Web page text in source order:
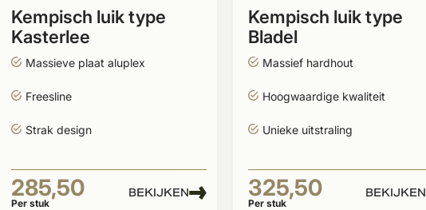
Kempisch luik type
Kasterlee
Massieve plaat aluplex
Freesline
Strak design
285,50
Per stuk
BEKIJKEN
Kempisch luik type
Bladel
Massief hardhout
Hoogwaardige kwaliteit
Unieke uitstraling
325,50
Per stuk
BEKIJKEN